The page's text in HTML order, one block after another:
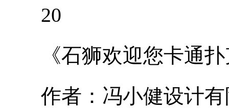
20
《石狮欢迎您卡通扑
作者：冯小健设计有